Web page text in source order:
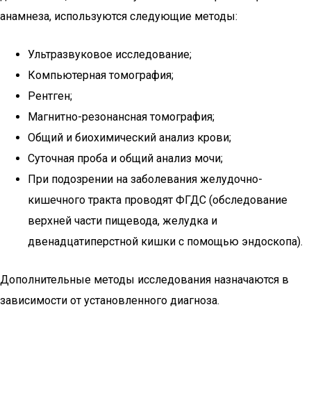
анамнеза, используются следующие методы:
Ультразвуковое исследование;
Компьютерная томография;
Рентген;
Магнитно-резонансная томография;
Общий и биохимический анализ крови;
Суточная проба и общий анализ мочи;
При подозрении на заболевания желудочно-
кишечного тракта проводят ФГДС (обследование
верхней части пищевода, желудка и
двенадцатиперстной кишки с помощью эндоскопа).
Дополнительные методы исследования назначаются в
зависимости от установленного диагноза.